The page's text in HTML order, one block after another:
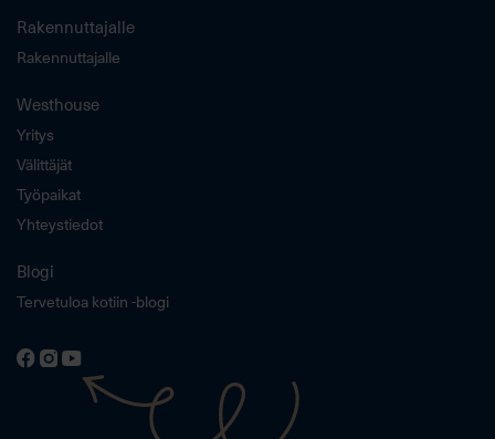
Rakennuttajalle
Rakennuttajalle
Westhouse
Yritys
Välittäjät
Työpaikat
Yhteystiedot
Blogi
Tervetuloa kotiin -blogi